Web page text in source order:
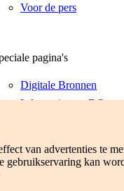
van advertenties te
gebruikservaring kan
Voor de pers
pagina's
Digitale Bronnen
Informatiepunt DO